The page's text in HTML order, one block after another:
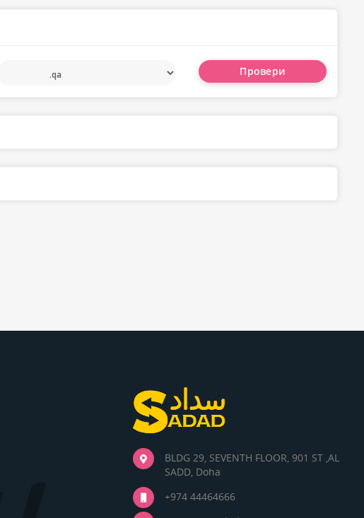
Провери
BLDG 29, SEVENTH FLOOR, 901 ST ,AL
SADD, Doha
+974 44464666